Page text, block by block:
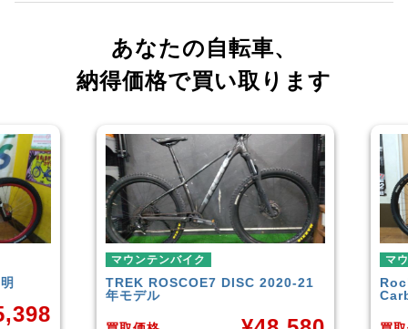
あなたの自転車、
納得価格で買い取ります
DISC 2020-21 Rocky Mountain
Element